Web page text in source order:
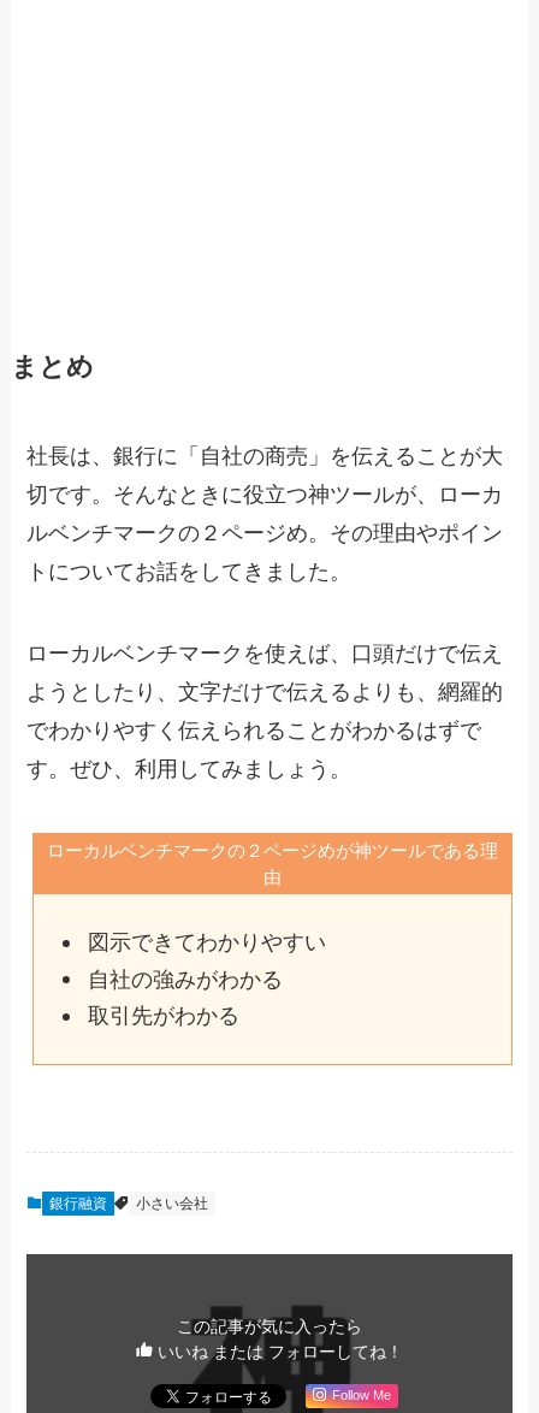
まとめ
社長は、銀行に「自社の商売」を伝えることが大
切です。そんなときに役立つ神ツールが、ローカ
ルベンチマークの２ページめ。その理由やポイン
トについてお話をしてきました。
ローカルベンチマークを使えば、口頭だけで伝え
ようとしたり、文字だけで伝えるよりも、網羅的
でわかりやすく伝えられることがわかるはずで
す。ぜひ、利用してみましょう。
ローカルベンチマークの２ページめが神ツールである理
由
図示できてわかりやすい
自社の強みがわかる
取引先がわかる
銀行融資 小さい会社
この記事が気に入ったら
いいね または フォローしてね！
Follow Me